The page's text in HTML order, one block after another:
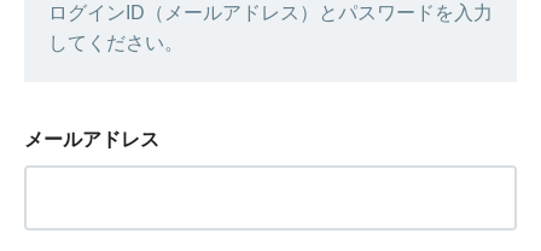
ログインID（メールアドレス）とパスワードを入力
してください。
メールアドレス